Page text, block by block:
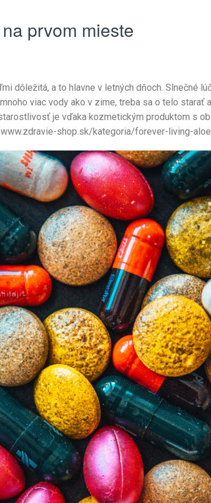
prvom mieste
dôležitá, a to hlavne v letných dňoch. Slnečné
viac vody ako v zime, treba sa o telo
je vďaka kozmetickým produktom s
shop.sk/kategoria/forever-living-